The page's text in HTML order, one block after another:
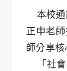
本校通
正申老
師分享核
「社會